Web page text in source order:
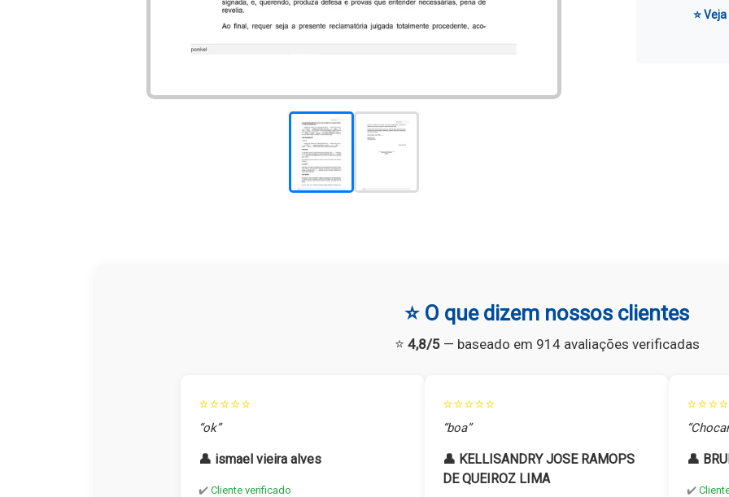
⭐
⭐ O que dizem nossos clientes
⭐ 4,8/5— baseado em 914 avaliações verificadas
⭐⭐⭐⭐⭐
“ok”
👤 ismael vieira alves
✔️ Cliente verificado
⭐⭐⭐⭐⭐
“boa”
👤 KELLISANDRY JOSE RAMOPS
DE QUEIROZ LIMA
👤
✔️